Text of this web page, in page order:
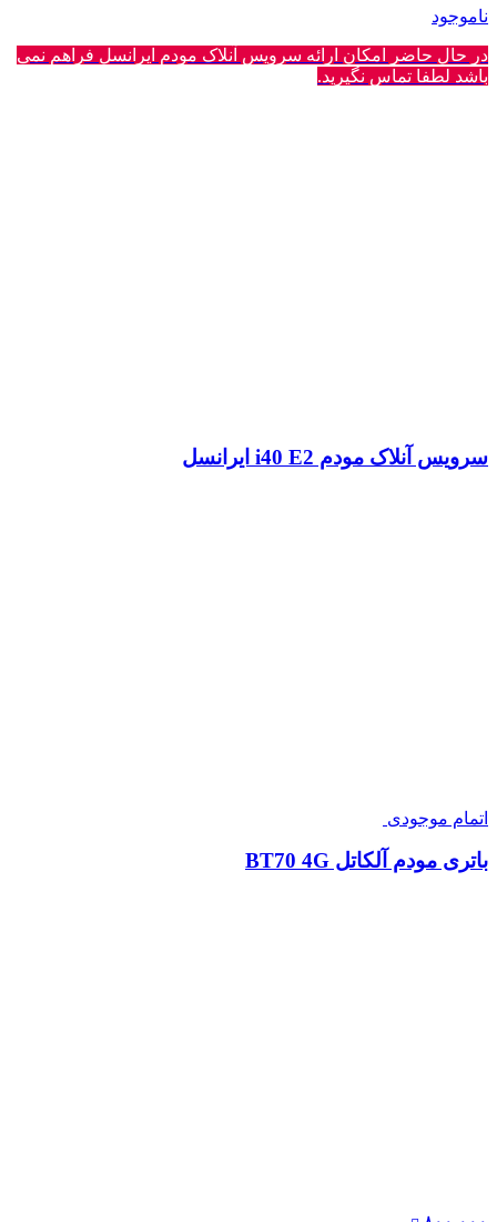
ناموجود
در حال حاضر امکان ارائه سرویس آنلاک مودم ایرانسل فراهم نمی
باشد لطفا تماس نگیرید.
سرویس آنلاک مودم i40 E2 ایرانسل
اتمام موجودی
باتری مودم آلکاتل BT70 4G